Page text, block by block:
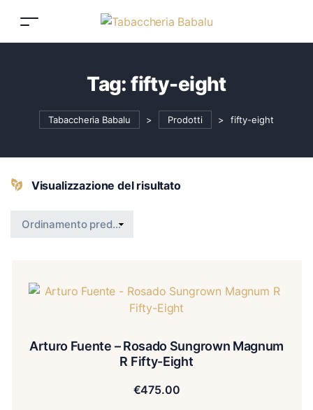
Tag:fifty-eight
Tabaccheria Babalu > Prodotti > fifty-eight
Visualizzazione del risultato
Arturo Fuente – Rosado Sungrown Magnum
R Fifty-Eight
€475.00